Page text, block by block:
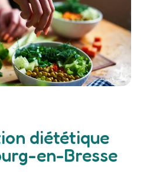
diététique
en-Bresse